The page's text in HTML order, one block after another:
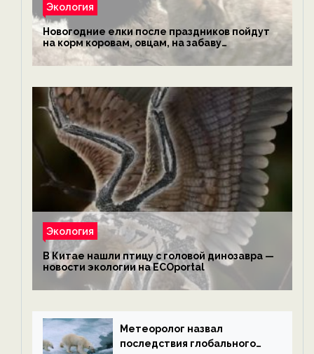
Экология
Новогодние елки после праздников пойдут
на корм коровам, овцам, на забаву
обезьянам, львам и леопардам — новости
экологии на ECOportal
Экология
В Китае нашли птицу с головой динозавра —
новости экологии на ECOportal
Метеоролог назвал
последствия глобального